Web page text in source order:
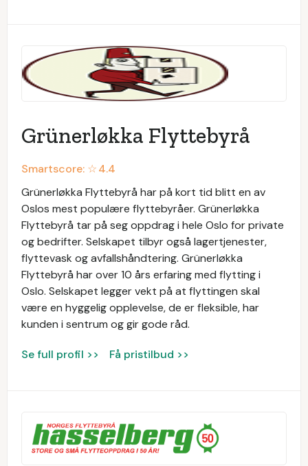
Grünerløkka Flyttebyrå
Smartscore: ☆4.4
Grünerløkka Flyttebyrå har på kort tid blitt en av
Oslos mest populære flyttebyråer. Grünerløkka
Flyttebyrå tar på seg oppdrag i hele Oslo for private
og bedrifter. Selskapet tilbyr også lagertjenester,
flyttevask og avfallshåndtering. Grünerløkka
Flyttebyrå har over 10 års erfaring med flytting i
Oslo. Selskapet legger vekt på at flyttingen skal
være en hyggelig opplevelse, de er fleksible, har
kunden i sentrum og gir gode råd.
Se full profil >> Få pristilbud >>